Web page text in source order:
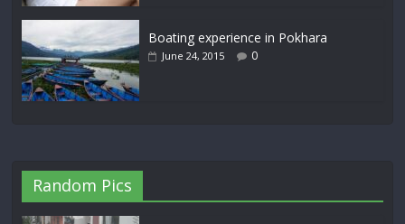
Boating experience in Pokhara
June 24, 2015 0
Random Pics